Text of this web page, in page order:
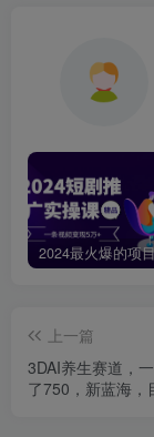
上一篇
3DAI养生赛道，
了750，新蓝海，